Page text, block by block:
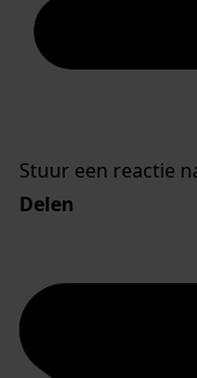
Stuur een reactie
Delen